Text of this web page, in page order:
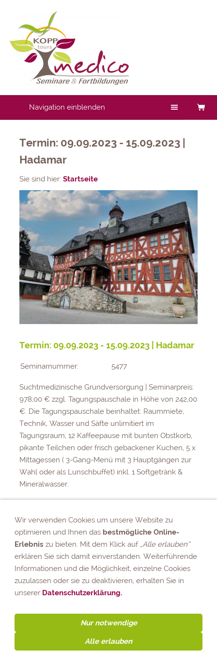
Navigation einblenden
Termin: 09.09.2023 - 15.09.2023 |
Hadamar
Sie sind hier: Startseite
Termin: 09.09.2023 - 15.09.2023 | Hadamar
Seminarnummer: 5477
Suchtmedizinische Grundversorgung | Seminarpreis:
978,00 € zzgl. Tagungspauschale in Höhe von 242,00
€. Die Tagungspauschale beinhaltet: Raummiete,
Technik, Wasser und Säfte unlimitiert im
Tagungsraum, 12 Kaffeepause mit bunten Obstkorb,
pikante Teilchen oder frisch gebackener Kuchen, 5 x
Mittagessen ( 3-Gang-Menü mit 3 Hauptgängen zur
Wahl oder als Lunschbuffet) inkl. 1 Softgetränk &
Mineralwasser.
Zur Buchung
medico | Seminare & Fortbildung| Kopp Tours ist ein
Unternehmen der Reisebüro Kopp GmbH.
Wir verwenden Cookies um unsere Website zu
optimieren und Ihnen das bestmögliche Online-
Erlebnis zu bieten. Mit dem Klick auf „Alle erlauben“
erklären Sie sich damit einverstanden. Weiterführende
Informationen und die Möglichkeit, einzelne Cookies
zuzulassen oder sie zu deaktivieren, erhalten Sie in
unserer Datenschutzerklärung.
Nur notwendige
Alle erlauben